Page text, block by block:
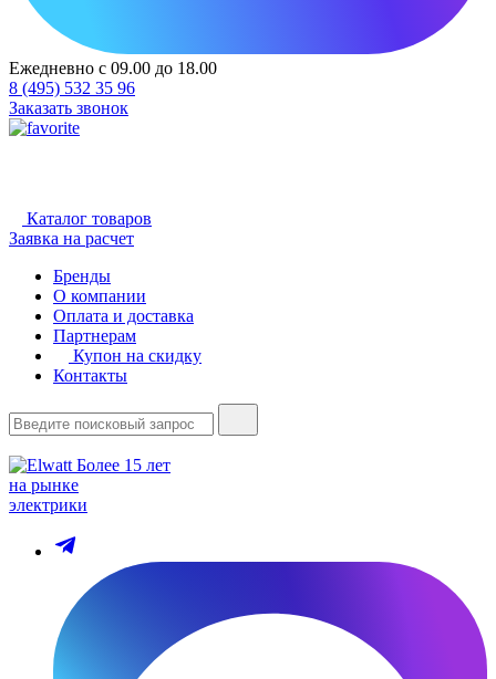
Ежедневно с 09.00 до 18.00
8 (495) 532 35 96
Заказать звонок
Каталог товаров
Заявка на расчет
Бренды
О компании
Оплата и доставка
Партнерам
Купон на скидку
Контакты
Более 15 лет
на рынке
электрики